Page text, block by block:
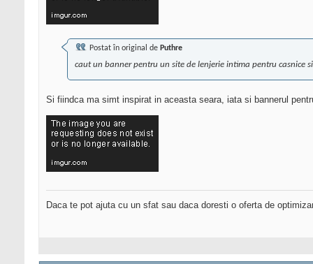
Postat în original de Puthre
caut un banner pentru un site de lenjerie intima pentru casnice si
Si fiindca ma simt inspirat in aceasta seara, iata si bannerul
Daca te pot ajuta cu un sfat sau daca doresti o oferta de